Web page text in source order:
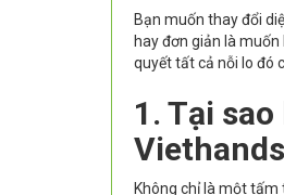
Bạn muốn thay đổi
hay đơn giản là
quyết tất cả nỗi lo đó
1. Tại
Không chỉ là một